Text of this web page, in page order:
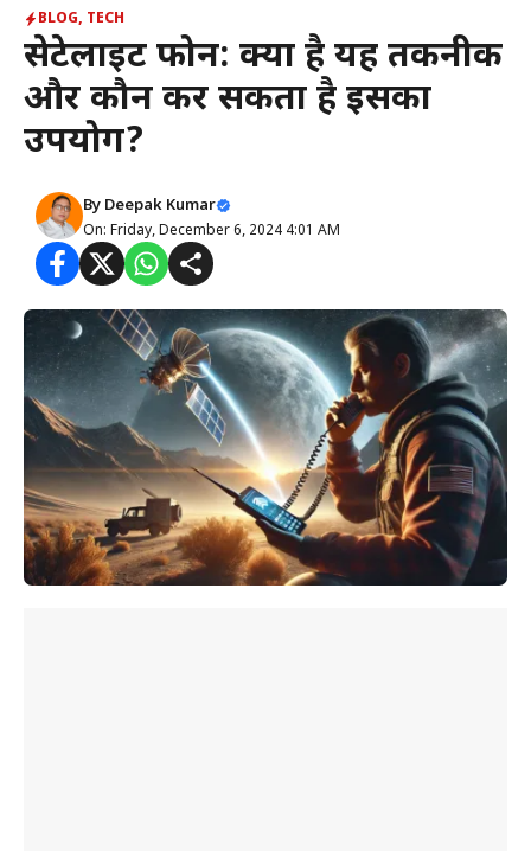
BLOG, TECH
सेटेलाइट फोन: क्या है यह तकनीक
और कौन कर सकता है इसका
उपयोग?
By Deepak Kumar
On: Friday, December 6, 2024 4:01 AM